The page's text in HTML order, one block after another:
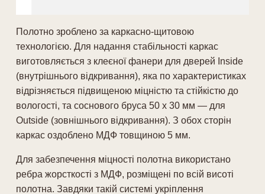
Полотно зроблено за каркасно-щитовою
технологією. Для надання стабільності каркас
виготовляється з клеєної фанери для дверей Inside
(внутрішнього відкривання), яка по характеристиках
відрізняється підвищеною міцністю та стійкістю до
вологості, та соснового бруса 50 х 30 мм — для
Outside (зовнішнього відкривання). З обох сторін
каркас оздоблено МДФ товщиною 5 мм.
Для забезпечення міцності полотна використано
ребра жорсткості з МДФ, розміщені по всій висоті
полотна. Завдяки такій системі укріплення